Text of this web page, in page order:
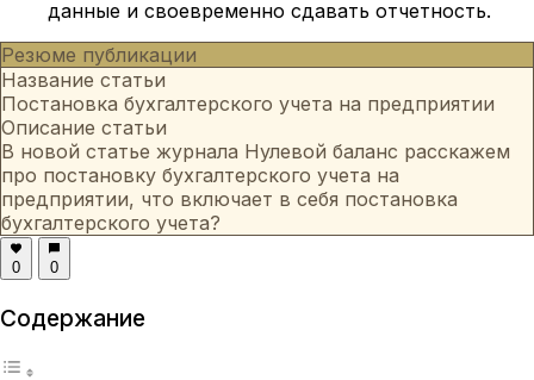
данные и своевременно сдавать отчетность.
Резюме публикации
Название статьи
Постановка бухгалтерского учета на предприятии
Описание статьи
В новой статье журнала Нулевой баланс расскажем
про постановку бухгалтерского учета на
предприятии, что включает в себя постановка
бухгалтерского учета?
0 0
Содержание